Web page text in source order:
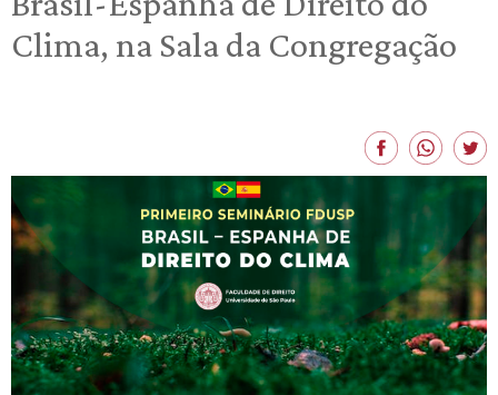
Clima, na Sala da Congregação